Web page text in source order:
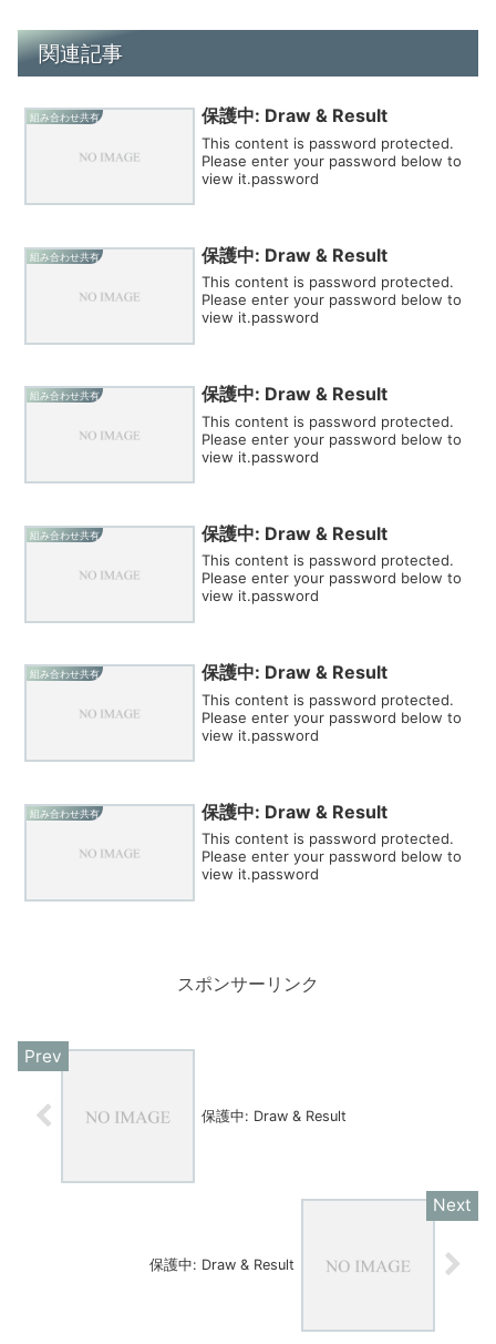
関連記事
組み合わせ共有 保護中: Draw & Result
This content is password protected.
Please enter your password below to
view it.password
組み合わせ共有 保護中: Draw & Result
This content is password protected.
Please enter your password below to
view it.password
組み合わせ共有 保護中: Draw & Result
This content is password protected.
Please enter your password below to
view it.password
組み合わせ共有 保護中: Draw & Result
This content is password protected.
Please enter your password below to
view it.password
組み合わせ共有 保護中: Draw & Result
This content is password protected.
Please enter your password below to
view it.password
組み合わせ共有 保護中: Draw & Result
This content is password protected.
Please enter your password below to
view it.password
スポンサーリンク
保護中: Draw & Result
保護中: Draw & Result